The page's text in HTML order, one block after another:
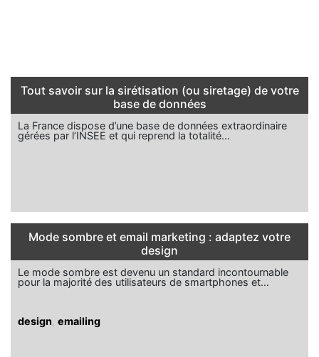
Tout savoir sur la sirétisation (ou siretage) de votre
base de données
La France dispose d’une base de données extraordinaire
gérées par l’INSEE et qui reprend la totalité…
Mode sombre et email marketing : adaptez votre
design
Le mode sombre est devenu un standard incontournable
pour la majorité des utilisateurs de smartphones et…
design emailing